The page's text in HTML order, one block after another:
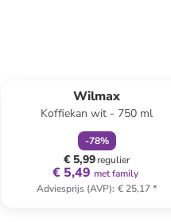
Wilmax
Koffiekan wit - 750 ml
-78%
€ 5,99regulier
€ 5,49 met family
Adviesprijs (AVP): € 25,17*